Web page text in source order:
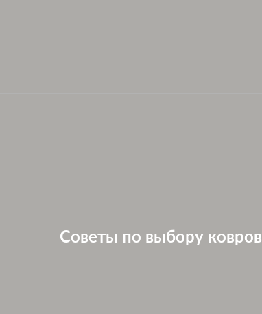
Советы по выбору ковров